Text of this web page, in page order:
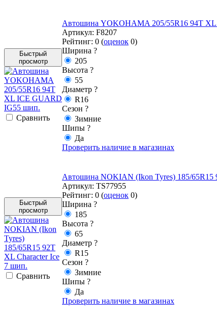
Быстрый
просмотр
Cравнить
Автошина YOKOHAMA 205/55R16 94T
Артикул: F8207
Рейтинг: 0 (оценок 0)
Ширина ?
205
Высота ?
55
Диаметр ?
R16
Сезон ?
Зимние
Шипы ?
Да
Проверить наличие в магазинах
Быстрый
просмотр
Cравнить
Автошина NOKIAN (Ikon Tyres) 185/65R15
Артикул: TS77955
Рейтинг: 0 (оценок 0)
Ширина ?
185
Высота ?
65
Диаметр ?
R15
Сезон ?
Зимние
Шипы ?
Да
Проверить наличие в магазинах